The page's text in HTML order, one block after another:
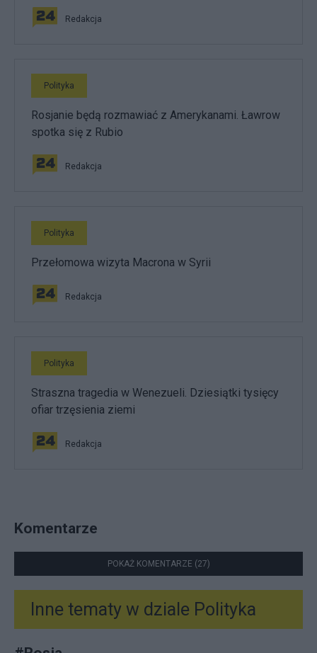
Redakcja
Polityka
Rosjanie będą rozmawiać z Amerykanami. Ławrow
spotka się z Rubio
Redakcja
Polityka
Przełomowa wizyta Macrona w Syrii
Redakcja
Polityka
Straszna tragedia w Wenezueli. Dziesiątki tysięcy
ofiar trzęsienia ziemi
Redakcja
Komentarze
POKAŻ KOMENTARZE (27)
Inne tematy w dziale Polityka